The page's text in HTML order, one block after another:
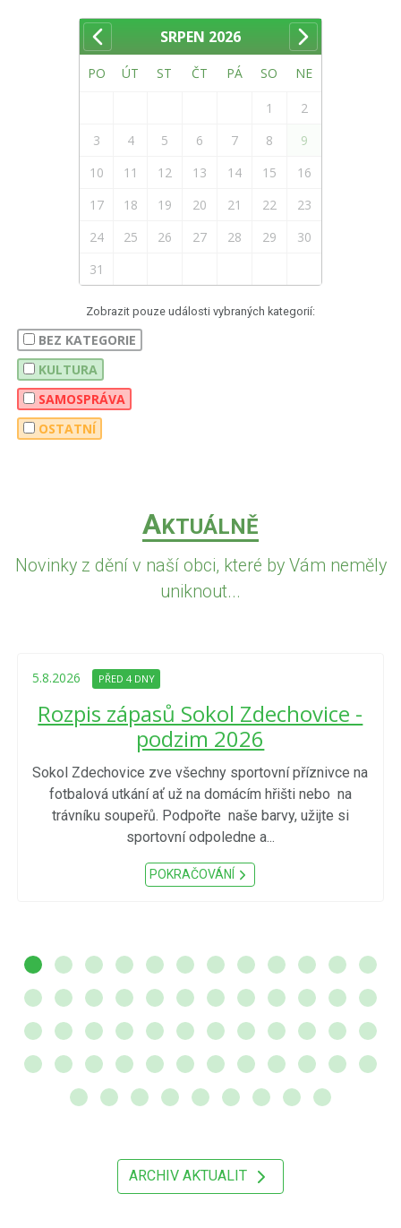
SRPEN 2026
PO ÚT ST ČT PÁ SO NE
1
2
3
4 5 6 7 8
9
10
11 12 13 14 15
16
17
18 19 20 21 22
23
24
25 26 27 28 29
30
31
Zobrazit pouze události vybraných kategorií:
BEZ KATEGORIE
KULTURA
SAMOSPRÁVA
OSTATNÍ
AKTUÁLNĚ
Novinky z dění v naší obci, které by Vám neměly
uniknout...
5.8.2026 PŘED 4 DNY
Rozpis zápasů Sokol Zdechovice -
podzim 2026
Sokol Zdechovice zve všechny sportovní příznivce na
fotbalová utkání ať už na domácím hřišti nebo na
trávníku soupeřů. Podpořte naše barvy, užijte si
sportovní odpoledne a...
POKRAČOVÁNÍ
ARCHIV AKTUALIT